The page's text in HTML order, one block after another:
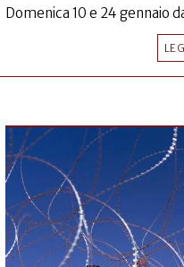
Domenica 10 e 24 gennaio